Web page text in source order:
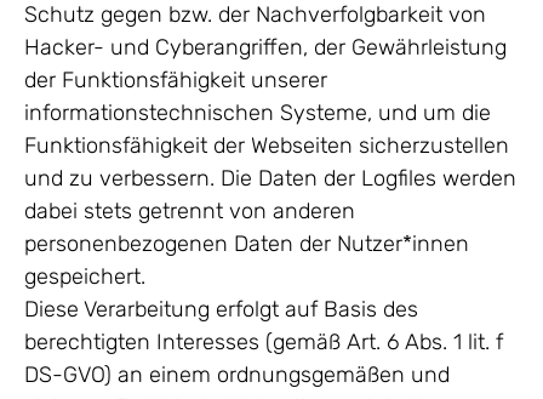
Schutz gegen bzw. der Nachverfolgbarkeit von
Hacker- und Cyberangriffen, der Gewährleistung
der Funktionsfähigkeit unserer
informationstechnischen Systeme, und um die
Funktionsfähigkeit der Webseiten sicherzustellen
und zu verbessern. Die Daten der Logfiles werden
dabei stets getrennt von anderen
personenbezogenen Daten der Nutzer*innen
gespeichert.
Diese Verarbeitung erfolgt auf Basis des
berechtigten Interesses (gemäß Art. 6 Abs. 1 lit. f
DS-GVO) an einem ordnungsgemäßen und